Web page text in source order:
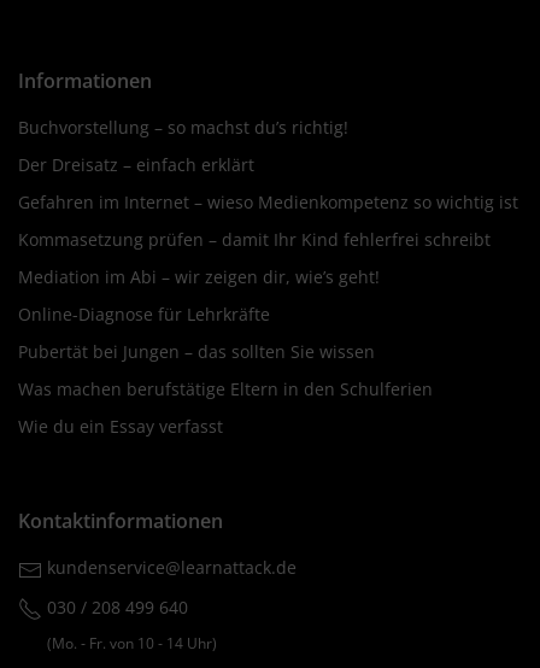
Informationen
Buchvorstellung – so machst du’s richtig!
Der Dreisatz – einfach erklärt
Gefahren im Internet – wieso Medienkompetenz so wichtig ist
Kommasetzung prüfen – damit Ihr Kind fehlerfrei schreibt
Mediation im Abi – wir zeigen dir, wie’s geht!
Online-Diagnose für Lehrkräfte
Pubertät bei Jungen – das sollten Sie wissen
Was machen berufstätige Eltern in den Schulferien
Wie du ein Essay verfasst
Kontaktinformationen
kundenservice@learnattack.de
030 / 208 499 640
(Mo. ‐ Fr. von 10 ‐ 14 Uhr)